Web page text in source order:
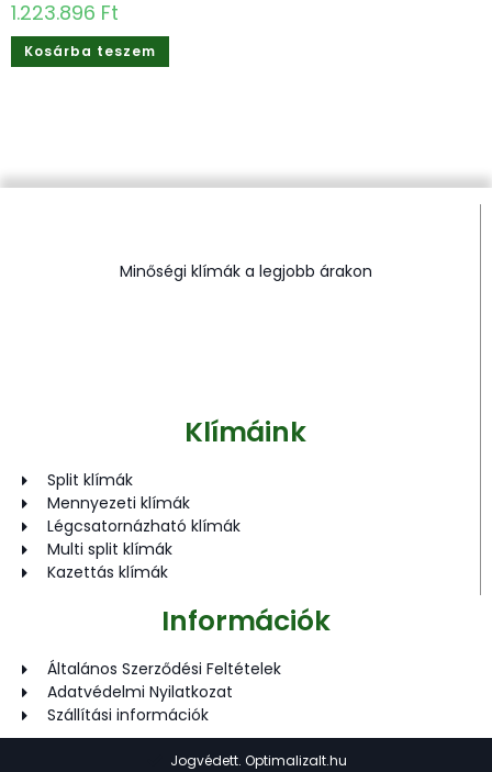
1.223.896 Ft
Kosárba teszem
Minőségi klímák a legjobb árakon
Klímáink
Split klímák
Mennyezeti klímák
Légcsatornázható klímák
Multi split klímák
Kazettás klímák
Információk
Általános Szerződési Feltételek
Adatvédelmi Nyilatkozat
Szállítási információk
Jogvédett. Optimalizalt.hu